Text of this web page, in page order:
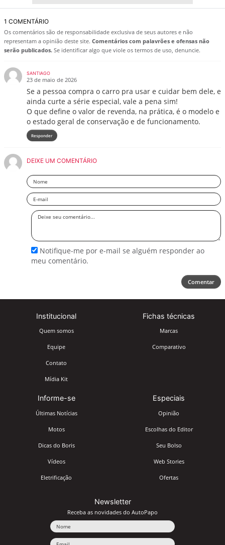
1 COMENTÁRIO
Os comentários são de responsabilidade exclusiva de seus autores e não
representam a opinião deste site. Comentários com palavrões e ofensas não
serão publicados. Se identificar algo que viole os termos de uso, denuncie.
SANTIAGO
23 de maio de 2026
Se a pessoa compra o carro pra usar e cuidar bem dele, e
ainda curte a série especial, vale a pena sim!
O que define o valor de revenda, na prática, é o modelo e
o estado geral de conservação e de funcionamento.
Responder
DEIXE UM COMENTÁRIO
Nome
Email
Deixe
Notifique-me por e-mail se alguém responder ao
meu comentário.
Comentar
Institucional
Quem somos
Equipe
Contato
Mídia Kit
Fichas técnicas
Marcas
Comparativo
Informe-se
Últimas Notícias
Motos
Dicas do Boris
Vídeos
Eletrificação
Especiais
Opinião
Escolhas do Editor
Seu Bolso
Web Stories
Ofertas
Newsletter
Receba as novidades do AutoPapo